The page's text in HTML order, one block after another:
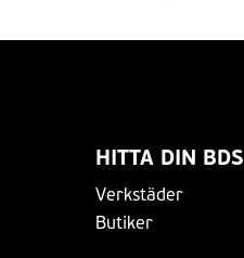
HITTA DIN BDS
Verkstäder
Butiker